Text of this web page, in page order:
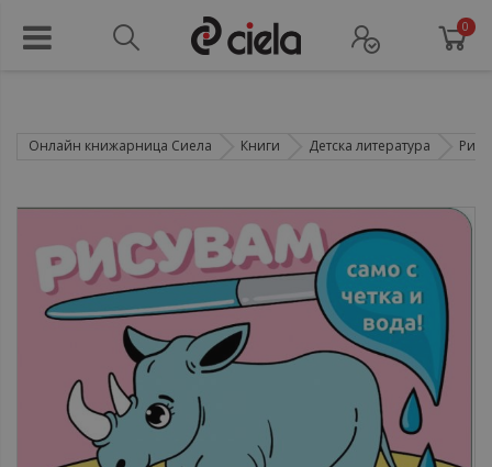
0
Онлайн книжарница Сиела Книги Детска литература